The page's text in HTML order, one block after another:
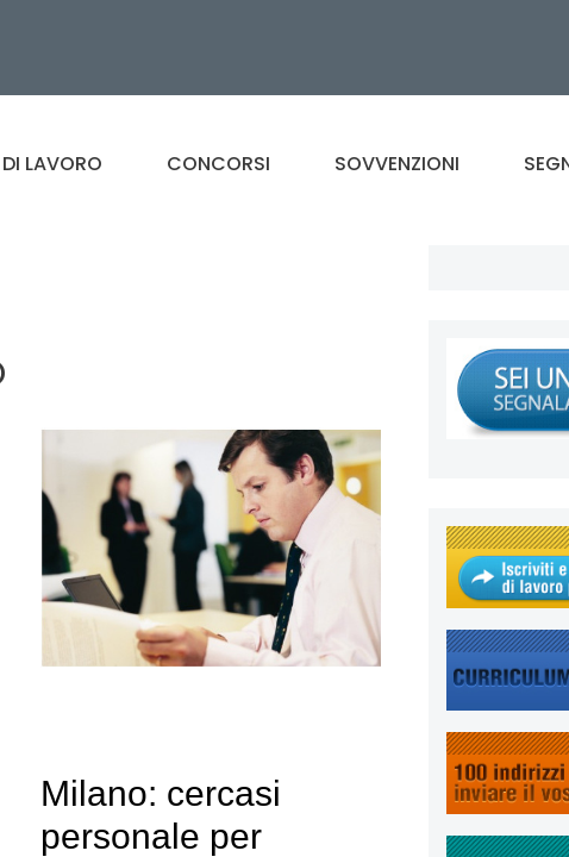
DI LAVORO CONCORSI SOVVENZIONI
Milano: cercasi
personale per